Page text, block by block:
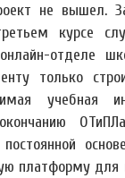
не вышел.
курсе
отделе
только
учебная
платформу